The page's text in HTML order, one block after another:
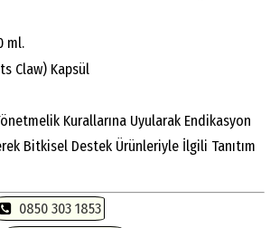
ml.
Claw) Kapsül
Kurallarına Uyularak Endikasyon
Bitkisel Destek Ürünleriyle İlgili Tanıtım
0850 303 1853